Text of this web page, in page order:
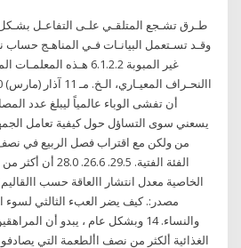
طـرق تشـجع المتلقـي علـى التفاعـل
وقـد تسـتعمل البيانـات فـي المناهـج حساب
غير المبوبة 6.1.2.2 هـذه
يسعني سوى التساؤل حول كيفية تعامل
من ولكن مع اقتراب فصل الربيع في
الفئة الفتية. 29.5.
الخاصية معدل انتشار االعاقة حسب
مصدر:. كيف يضر العبء الثالثي لسوء
والنساء. 14 وبشكل عام ، يبدو أن
الغذائية ألكثر من نصف األطعمة التي